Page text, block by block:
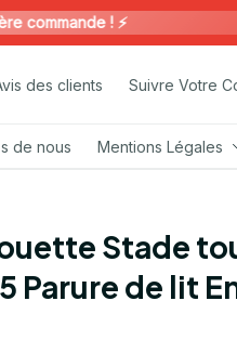
! ⚡️
des clients Suivre Votre
de nous Mentions Légales
Stade
Parure de lit